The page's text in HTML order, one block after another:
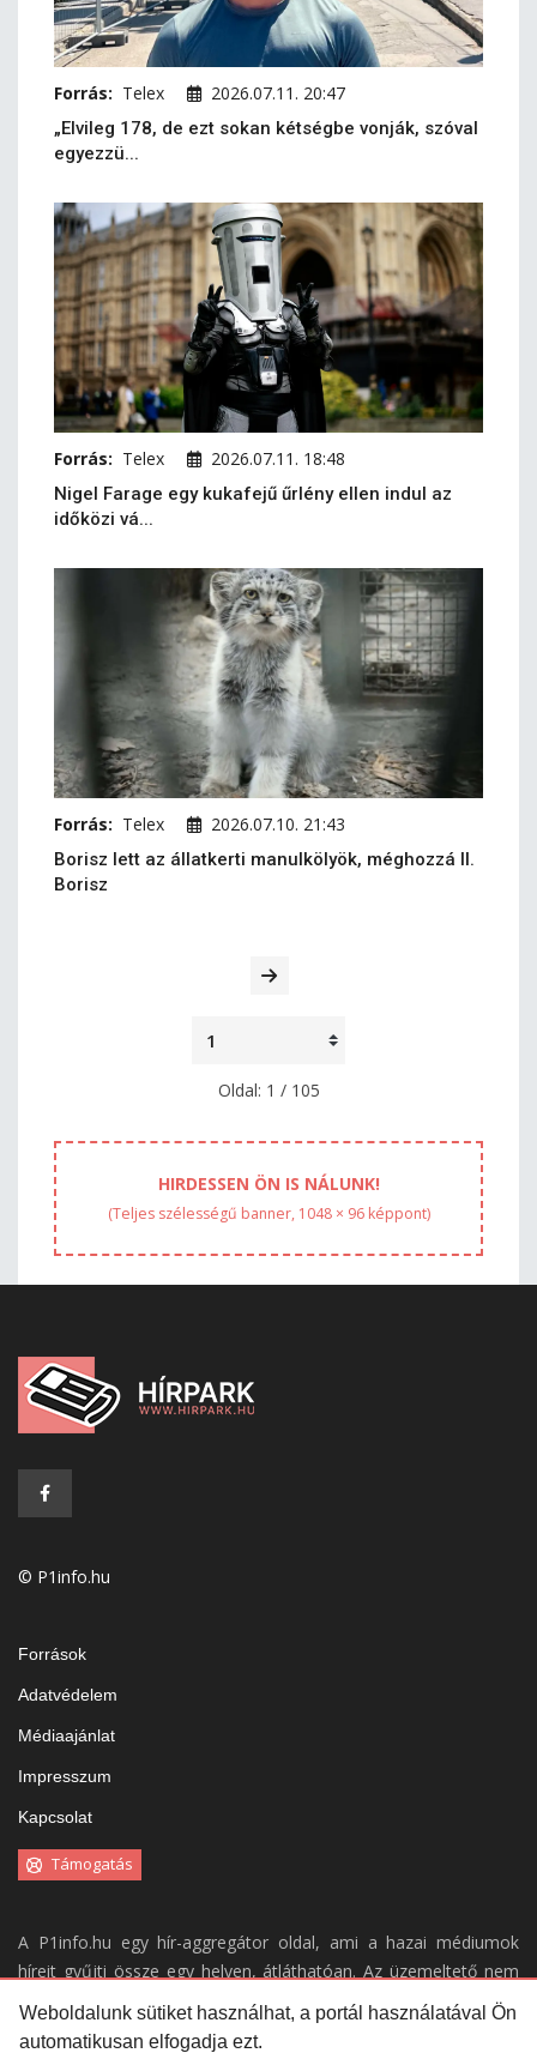
Weboldalunk sütiket használhat, a portál használatával Ön
automatikusan elfogadja ezt.
Forrás: Telex 2026.07.11. 20:47
„Elvileg 178, de ezt sokan kétségbe vonják, szóval
egyezzü...
Forrás: Telex 2026.07.11. 18:48
Nigel Farage egy kukafejű űrlény ellen indul az
időközi vá...
Forrás: Telex 2026.07.10. 21:43
Borisz lett az állatkerti manulkölyök, méghozzá II.
Borisz
Oldal: 1 / 105
HIRDESSEN ÖN IS NÁLUNK!
(Teljes szélességű banner, 1048 × 96 képpont)
© P1info.hu
Források
Adatvédelem
Médiaajánlat
Impresszum
Kapcsolat
Támogatás
A P1info.hu egy hír-aggregátor oldal, ami a hazai médiumok
híreit gyűjti össze egy helyen, átláthatóan. Az üzemeltető nem
vállal felelősséget a weboldal tartalmáért.
Portálunk kizárólag aforrásaink